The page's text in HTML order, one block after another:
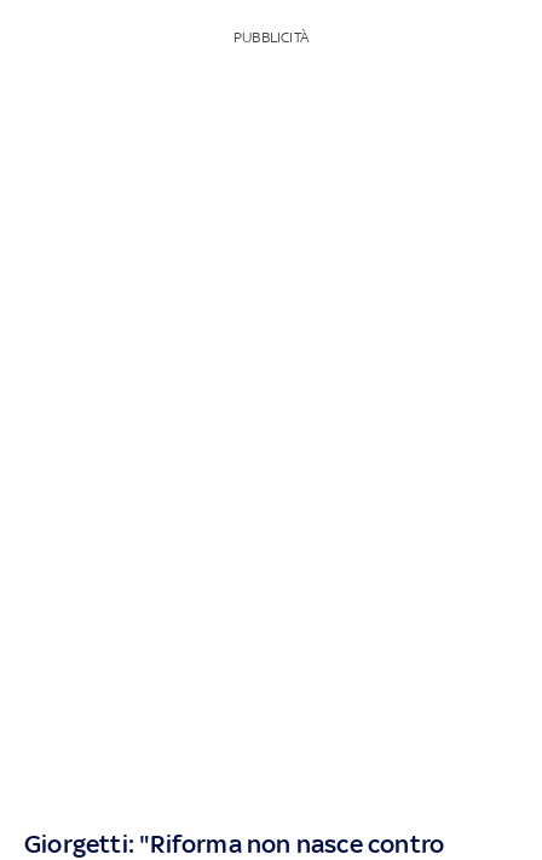
PUBBLICITÀ
Giorgetti: "Riforma non nasce contro